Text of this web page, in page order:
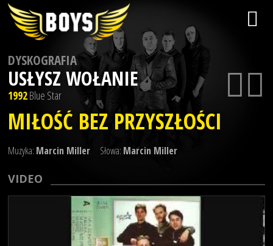
DYSKOGRAFIA
USŁYSZ WOŁANIE
1992Blue Star
MIŁOŚĆ BEZ PRZYSZŁOŚCI
Muzyka: Marcin Miller Słowa: Marcin Miller
VIDEO